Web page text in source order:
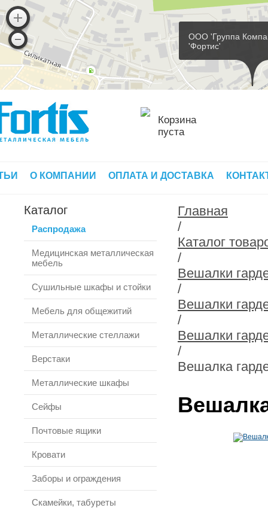
ООО 'Группа
'Фортис'
Корзина
пуста
О КОМПАНИИ ОПЛАТА И ДОСТАВКА
Каталог
Распродажа
Медицинская металлическая
мебель
Сушильные шкафы и стойки
Мебель для общежитий
Металлические стеллажи
Верстаки
Металлические шкафы
Сейфы
Почтовые ящики
Кровати
Заборы и ограждения
Скамейки, табуреты
Главная
/
Каталог
/
Вешалки
/
Вешалки
/
Вешалки
/
Вешалка